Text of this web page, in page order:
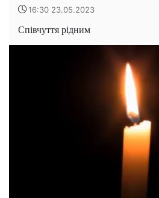
16:30 23.05.2023
Співчуття рідним